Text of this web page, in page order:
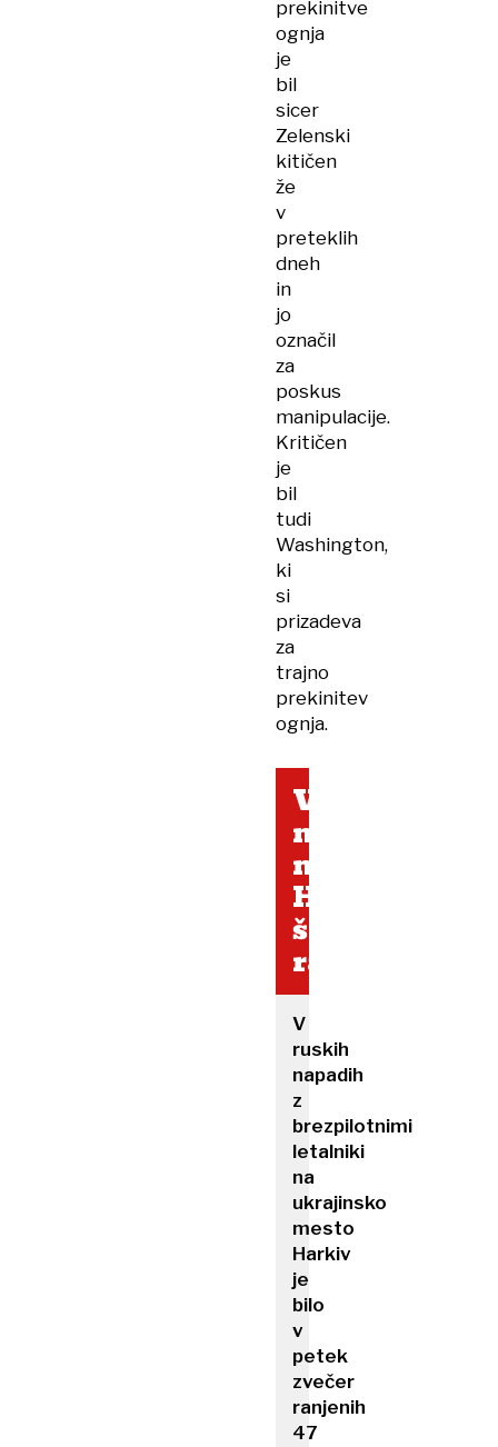
prekinitve
ognja
je
bil
sicer
Zelenski
kitičen
že
v
preteklih
dneh
in
jo
označil
za
poskus
manipulacije.
Kritičen
je
bil
tudi
Washington,
ki
si
prizadeva
za
trajno
prekinitev
ognja.
V
napadih
na
Harkiv
številni
ranjeni
V
ruskih
napadih
z
brezpilotnimi
letalniki
na
ukrajinsko
mesto
Harkiv
je
bilo
v
petek
zvečer
ranjenih
47